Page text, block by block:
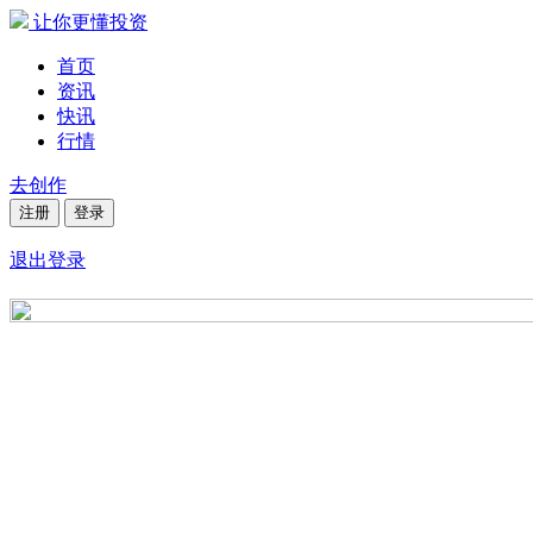
让你更懂投资
首页
资讯
快讯
行情
去创作
注册 登录
退出登录